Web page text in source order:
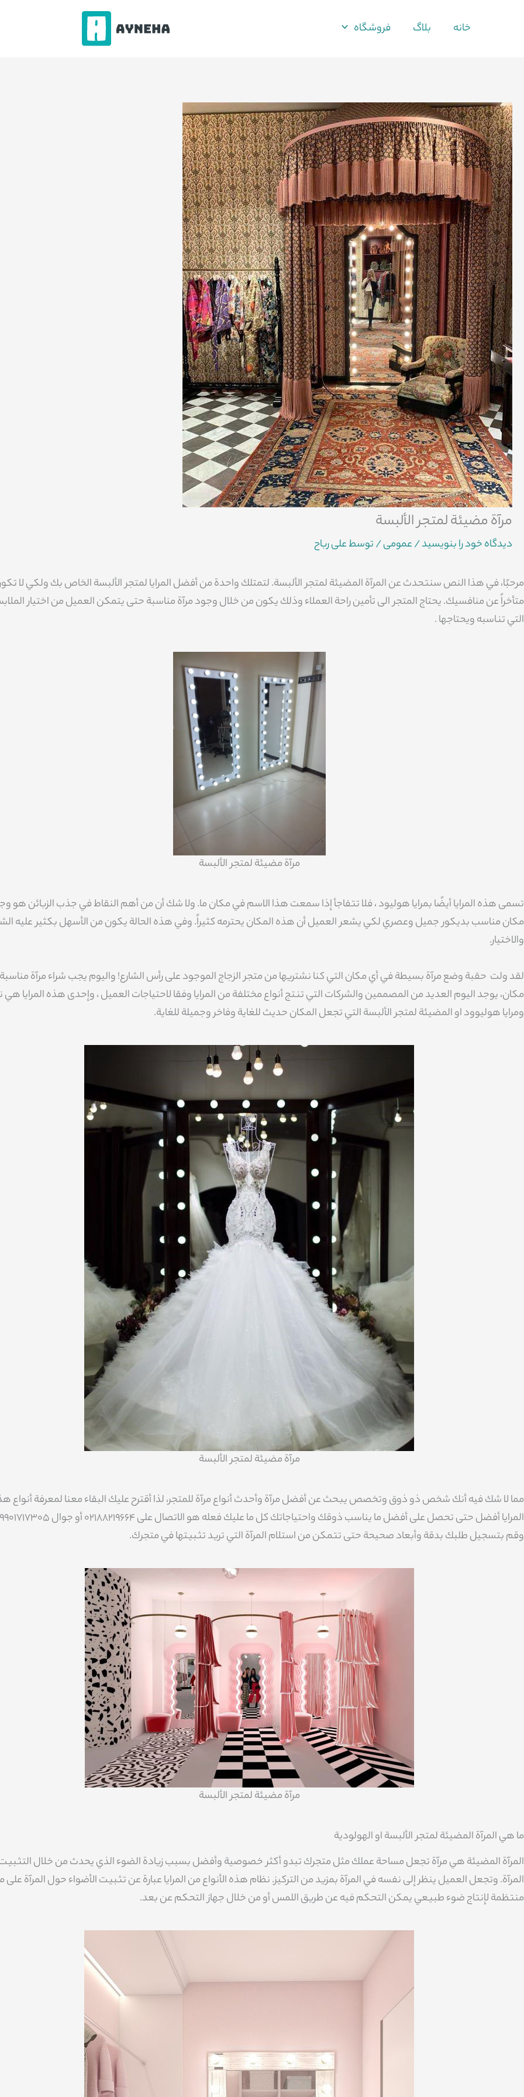
خانه بلاگ فروشگاه
مرآة مضيئة لمتجر الألبسة
دیدگاه‌ خود را بنویسید/عمومی/ توسطعلی رباح
مرحبًا، في هذا النص سنتحدث عن المرآة المضيئة لمتجر الألبسة. لتمتلك واحدة من أفضل المرايا لمتجر الألبسة الخاص بك ولكي لا
متأخراً عن منافسيك. يحتاج المتجر الى تأمين راحة العملاء وذلك يكون من خلال وجود مرآة مناسبة حتى يتمكن العميل من اختيار
التي تناسبه ويحتاجها .
مرآة مضيئة لمتجر الألبسة
تسمى هذه المرايا أيضًا بمرايا هوليود ، فلا تتفاجأ إذا سمعت هذا الاسم في مكان ما. ولا شك أن من أهم النقاط في جذب الزبائن هو
مكان مناسب بديكور جميل وعصري لكي يشعر العميل أن هذه المكان يحترمه كثيراً. وفي هذه الحالة يكون من الأسهل بكثير عليه
والاختيار.
لقد ولت حقبة وضع مرآة بسيطة في أي مكان التي كنا نشتريها من متجر الزجاج الموجود على رأس الشارع! واليوم يجب شراء مرآة
مكان، يوجد اليوم العديد من المصممين والشركات التي تنتج أنواع مختلفة من المرايا وفقا لاحتياجات العميل ، وإحدى هذه المرايا
ومرايا هوليوود او المضيئة لمتجر الألبسة التي تجعل المكان حديث للغاية وفاخر وجميلة للغاية.
مرآة مضيئة لمتجر الألبسة
مما لا شك فيه أنك شخص ذو ذوق وتخصص يبحث عن أفضل مرآة وأحدث أنواع مرآة للمتجر، لذا أقترح عليك البقاء معنا لمعرفة أنواع
المرايا أفضل حتى تحصل على أفضل ما يناسب ذوقك واحتياجاتك كل ما عليك فعله هو الاتصال على 02188219664
وقم بتسجيل طلبك بدقة وأبعاد صحيحة حتى تتمكن من استلام المرآة التي تريد تثبيتها في متجرك.
مرآة مضيئة لمتجر الألبسة
ما هي المرآة المضيئة لمتجر الألبسة او الهولودية
المرآة المضيئة هي مرآة تجعل مساحة عملك مثل متجرك تبدو أكثر خصوصية وأفضل بسبب زيادة الضوء الذي يحدث من خلال
المرآة. وتجعل العميل ينظر إلى نفسه في المرآة بمزيد من التركيز. نظام هذه الأنواع من المرايا عبارة عن تثبيت الأضواء حول المرآة
منتظمة لإنتاج ضوء طبيعي يمكن التحكم فيه عن طريق اللمس أو من خلال جهاز التحكم عن بعد.